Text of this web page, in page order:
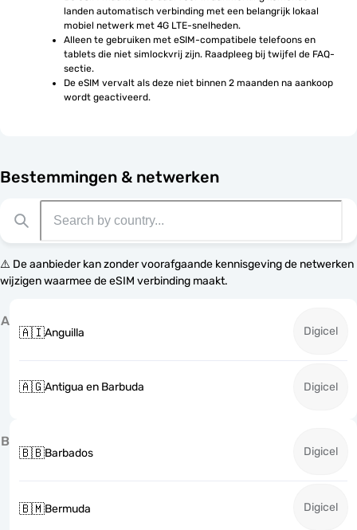
landen automatisch verbinding met een belangrijk lokaal
mobiel netwerk met 4G LTE-snelheden.
Alleen te gebruiken met eSIM-compatibele telefoons en
tablets die niet simlockvrij zijn. Raadpleeg bij twijfel de FAQ-
sectie.
De eSIM vervalt als deze niet binnen 2 maanden na aankoop
wordt geactiveerd.
Bestemmingen & netwerken
⚠️ De aanbieder kan zonder voorafgaande kennisgeving de netwerken
wijzigen waarmee de eSIM verbinding maakt.
A
🇦🇮Anguilla Digicel
🇦🇬Antigua en Barbuda Digicel
B
🇧🇧Barbados Digicel
🇧🇲Bermuda Digicel